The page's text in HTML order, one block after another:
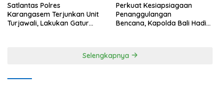
Satlantas Polres
Karangasem Terjunkan Unit
Turjawali, Lakukan Gatur
Perkuat Kesiapsiagaan
Penanggulangan
Bencana, Kapolda Bali Hadiri
Selengkapnya